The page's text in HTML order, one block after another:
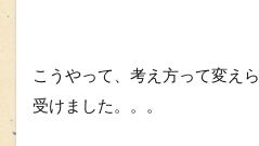
こうやって、考え方って変え
受けました。。。